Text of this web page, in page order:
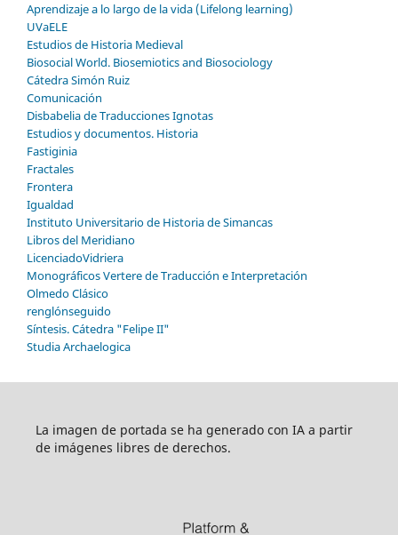
Aprendizaje a lo largo de la vida (Lifelong learning)
UVaELE
Estudios de Historia Medieval
Biosocial World. Biosemiotics and Biosociology
Cátedra Simón Ruiz
Comunicación
Disbabelia de Traducciones Ignotas
Estudios y documentos. Historia
Fastiginia
Fractales
Frontera
Igualdad
Instituto Universitario de Historia de Simancas
Libros del Meridiano
LicenciadoVidriera
Monográficos Vertere de Traducción e Interpretación
Olmedo Clásico
renglónseguido
Síntesis. Cátedra "Felipe II"
Studia Archaelogica
La imagen de portada se ha generado con IA a partir
de imágenes libres de derechos.